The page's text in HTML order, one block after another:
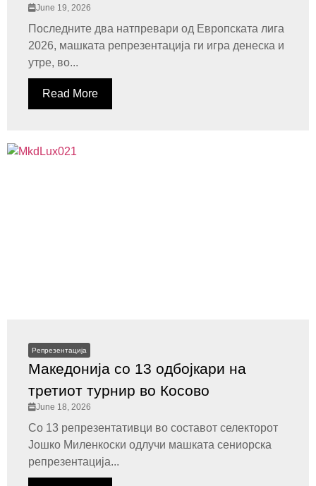
June 19, 2026
Последните два натпревари од Европската лига
2026, машката репрезентација ги игра денеска и
утре, во...
Read More
Репрезентација
Македонија со 13 одбојкари на
третиот турнир во Косово
June 18, 2026
Со 13 репрезентативци во составот селекторот
Јошко Миленкоски одлучи машката сениорска
репрезентација...